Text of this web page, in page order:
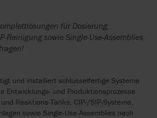
für Dosierung,
Reinigung sowie Single-Use-Assemblies.
und installiert schlüsselfertige Systeme
Entwicklungs- und Produktionsprozesse.
Reaktions-Tanks, CIP-/SIP-Systeme,
sowie Single-Use-Assemblies nach